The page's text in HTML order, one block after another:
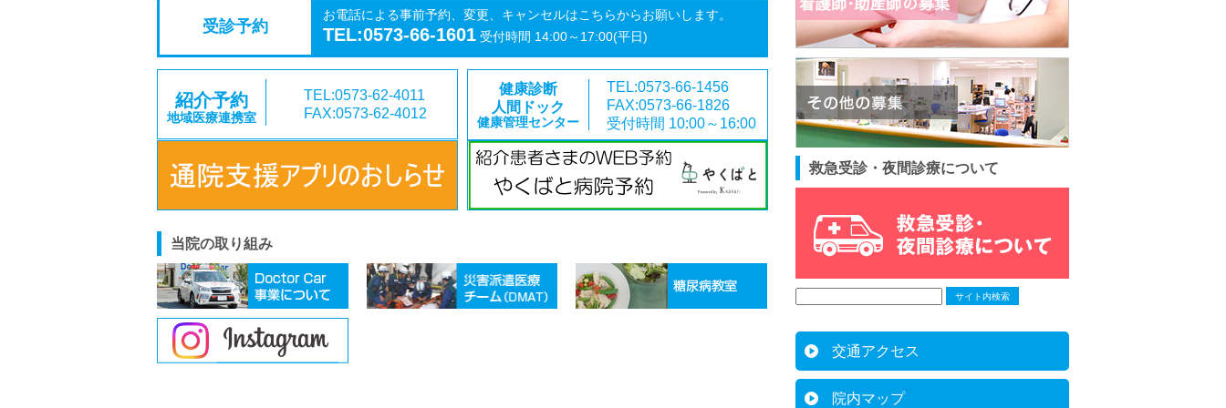
受診予約
お電話による事前予約、変更、キャンセルはこちらからお願いします。
TEL:0573-66-1601 受付時間 14:00～17:00(平日)
紹介予約
地域医療連携室
TEL:0573-62-4011
FAX:0573-62-4012
健康診断
人間ドック
健康管理センター
TEL:0573-66-1456
FAX:0573-66-1826
受付時間 10:00～16:00
当院の取り組み
救急受診・夜間診療について
交通アクセス
院内マップ